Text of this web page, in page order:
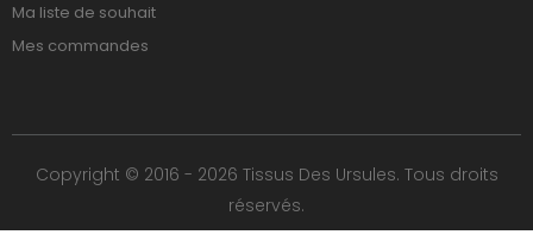
Ma liste de souhait
Mes commandes
Copyright © 2016 - 2026 Tissus Des Ursules. Tous droits
réservés.